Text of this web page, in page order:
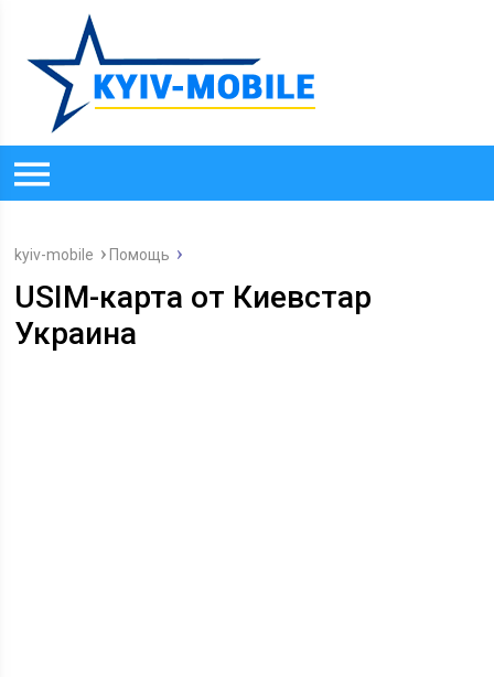
kyiv-mobile Помощь
USIM-карта от Киевстар
Украина